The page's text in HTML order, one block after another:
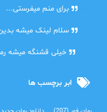
برای منم میفرستی...
سلام لینک میشه
خیلی قشنگه میشه
ابر برچسب ها